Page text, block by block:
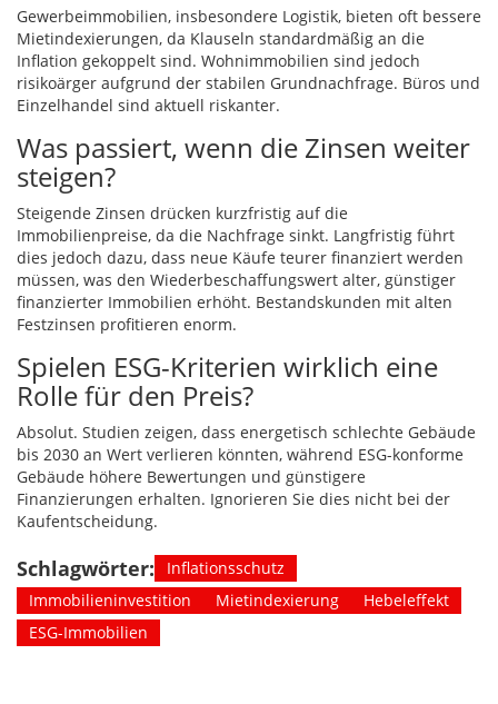
Gewerbeimmobilien, insbesondere Logistik, bieten oft bessere
Mietindexierungen, da Klauseln standardmäßig an die
Inflation gekoppelt sind. Wohnimmobilien sind jedoch
risikoärger aufgrund der stabilen Grundnachfrage. Büros und
Einzelhandel sind aktuell riskanter.
Was passiert, wenn die Zinsen weiter
steigen?
Steigende Zinsen drücken kurzfristig auf die
Immobilienpreise, da die Nachfrage sinkt. Langfristig führt
dies jedoch dazu, dass neue Käufe teurer finanziert werden
müssen, was den Wiederbeschaffungswert alter, günstiger
finanzierter Immobilien erhöht. Bestandskunden mit alten
Festzinsen profitieren enorm.
Spielen ESG-Kriterien wirklich eine
Rolle für den Preis?
Absolut. Studien zeigen, dass energetisch schlechte Gebäude
bis 2030 an Wert verlieren könnten, während ESG-konforme
Gebäude höhere Bewertungen und günstigere
Finanzierungen erhalten. Ignorieren Sie dies nicht bei der
Kaufentscheidung.
Schlagwörter:
Inflationsschutz
Immobilieninvestition
Mietindexierung
Hebeleffekt
ESG-Immobilien